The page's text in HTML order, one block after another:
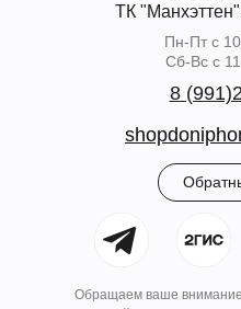
ТК
Пн-Пт с
Сб-Вс с
8
Обращаем ваше